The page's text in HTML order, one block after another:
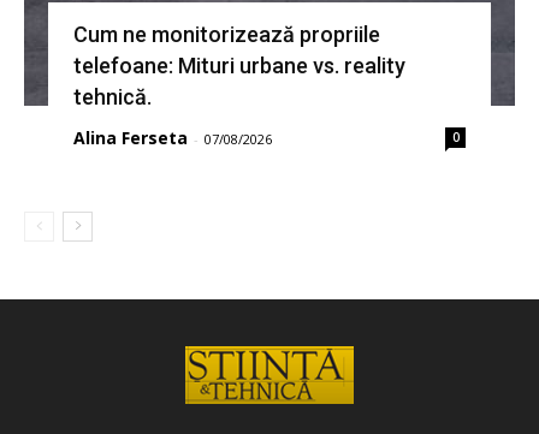
Cum ne monitorizează propriile
telefoane: Mituri urbane vs. reality
tehnică.
Alina Ferseta - 07/08/2026 0